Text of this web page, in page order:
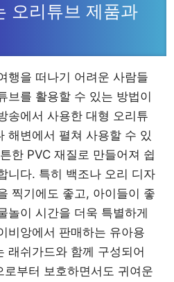
오리튜브 제품과
행을 떠나기 어려운 사람들
브를 활용할 수 있는 방법이
송에서 사용한 대형 오리튜
해변에서 펼쳐 사용할 수 있
한 PVC 재질로 만들어져 쉽
니다. 특히 백조나 오리 디자
찍기에도 좋고, 아이들이 좋
놀이 시간을 더욱 특별하게
비앙에서 판매하는 유아용
래쉬가드와 함께 구성되어
부터 보호하면서도 귀여운